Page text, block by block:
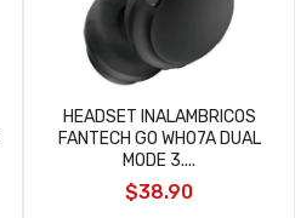
HEADSET INALAMBRICOS
FANTECH GO WH07A DUAL
MODE 3....
$38.90